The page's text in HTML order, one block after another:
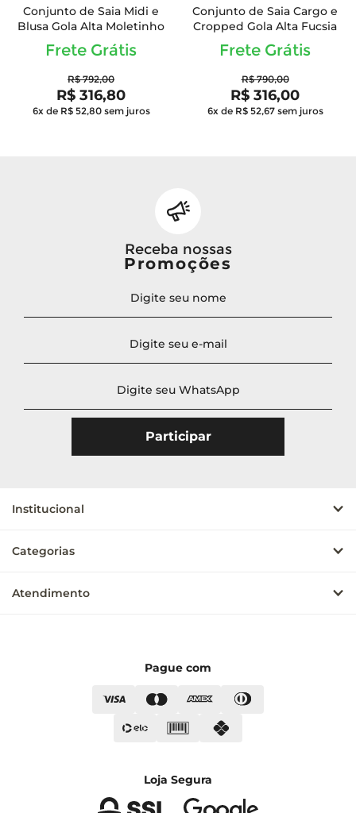
Conjunto de Saia Midi e
Blusa Gola Alta Moletinho
Frete Grátis
R$ 792,00
R$ 316,80
6x de R$ 52,80 sem juros
Conjunto de Saia Cargo e
Cropped Gola Alta Fucsia
Frete Grátis
R$ 790,00
R$ 316,00
6x de R$ 52,67 sem juros
Receba nossas
Promoções
Institucional
Categorias
Atendimento
Pague com
Loja Segura